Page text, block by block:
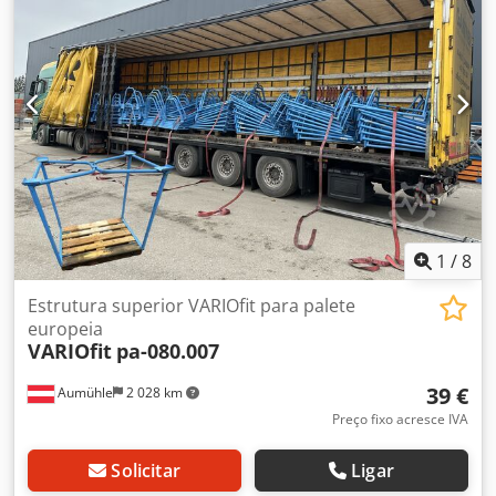
1 /8
Aumühle 2 028 km
Estrutura superior VARIOfit para palete
europeia
VARIOfit pa-080.007
39 €
Preço fixo acresce IVA
Solicitar Ligar